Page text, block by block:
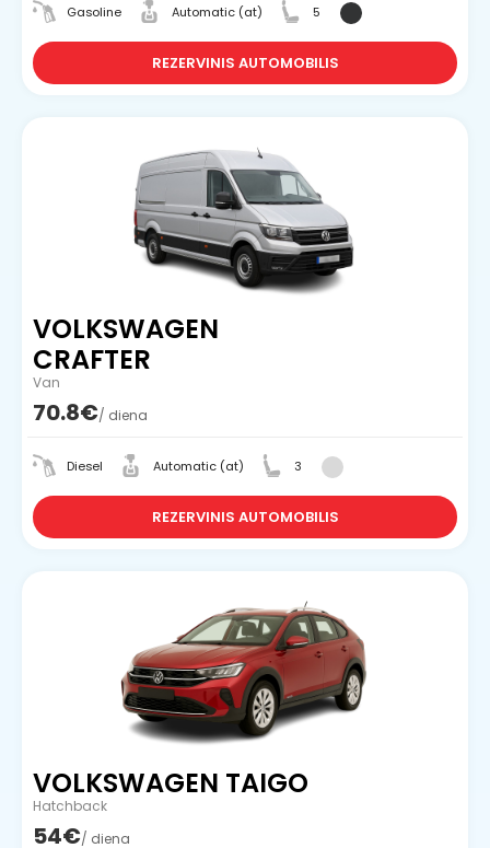
Gasoline Automatic (at) 5
REZERVINIS AUTOMOBILIS
VOLKSWAGEN
CRAFTER
Van
70.8€/ diena
Diesel Automatic (at) 3
REZERVINIS AUTOMOBILIS
VOLKSWAGEN TAIGO
Hatchback
54€/ diena